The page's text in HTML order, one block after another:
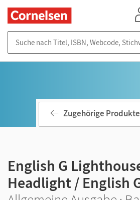
Zugehörige
English G
Headlight / English